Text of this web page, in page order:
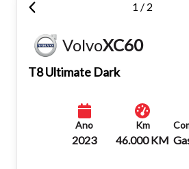
Para aumentar ou diminuir a fonte
teclado.
1 / 2
VolvoXC60
T8 Ultimate Dark
Ano
2023
Km
46.000 KM